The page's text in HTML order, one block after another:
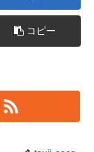
コピー